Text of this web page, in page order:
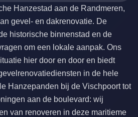
Hanzestad aan de Randmeren,
gevel- en dakrenovatie. De
historische binnenstad en de
om een lokale aanpak. Ons
hier door en door en biedt
in de hele
Hanzepanden bij de Vischpoort tot
aan de boulevard: wij
van renoveren in deze maritieme